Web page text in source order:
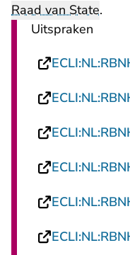
Raad van State.
Uitspraken